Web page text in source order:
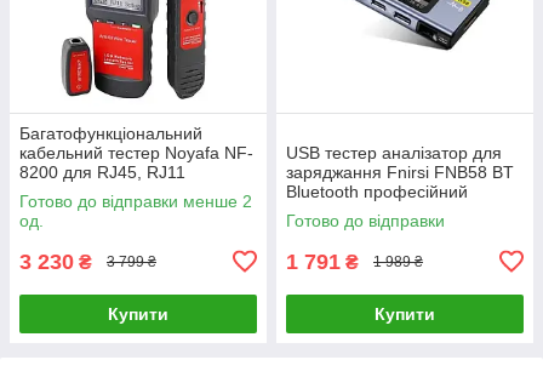
Багатофункціональний
кабельний тестер Noyafa NF-
8200 для RJ45, RJ11
трасошукач, вимірювач
відстаней-LВR
Готово до відправки менше 2
од.
3 230 ₴ 3 799 ₴
Купити
USB тестер аналізатор для
заряджання Fnirsi FNB58 BT
Bluetooth професійний
вольтметр, амперметр (Blue)-
LВR
Готово до відправки
1 791 ₴ 1 989 ₴
Купити